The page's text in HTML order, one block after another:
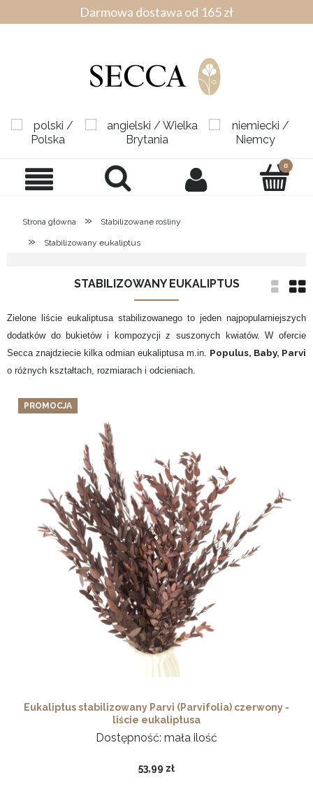
Darmowa dostawa od 165 zł
Strona główna » Stabilizowane rośliny
» Stabilizowany eukaliptus
STABILIZOWANY EUKALIPTUS
Zielone liście eukaliptusa stabilizowanego to jeden najpopularniejszych
dodatków do bukietów i kompozycji z suszonych kwiatów. W ofercie
Secca znajdziecie kilka odmian eukaliptusa m.in. Populus, Baby, Parvi
o różnych kształtach, rozmiarach i odcieniach.
Eukaliptus stabilizowany Parvi (Parvifolia) czerwony -
liście eukaliptusa
Dostępność: mała ilość
53,99 zł
PROMOCJA